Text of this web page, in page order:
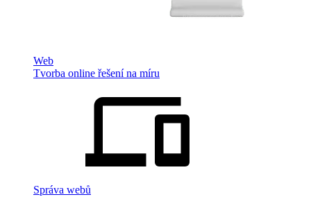
Web
Tvorba online řešení na míru
Správa webů